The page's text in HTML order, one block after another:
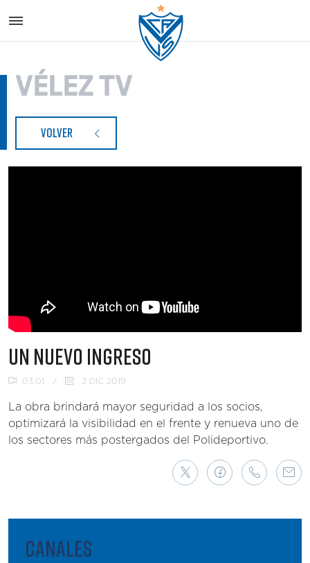
VÉLEZ TV
VOLVER
UN NUEVO INGRESO
03:01 / 2 DIC 2019
La obra brindará mayor seguridad a los socios,
optimizará la visibilidad en el frente y renueva uno de
los sectores más postergados del Polideportivo.
CANALES